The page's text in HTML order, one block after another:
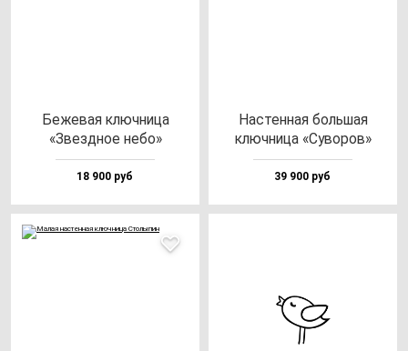
Беже­вая ключ­ни­ца
«Звез­дное не­бо»
18 900 руб
Нас­тен­ная боль­шая
ключ­ни­ца «Суво­ров»
39 900 руб